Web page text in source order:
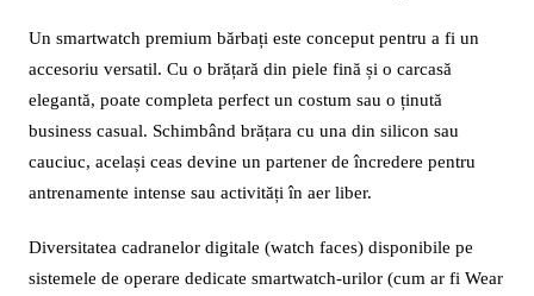
Un smartwatch premium bărbați este conceput pentru a fi un
accesoriu versatil. Cu o brățară din piele fină și o carcasă
elegantă, poate completa perfect un costum sau o ținută
business casual. Schimbând brățara cu una din silicon sau
cauciuc, același ceas devine un partener de încredere pentru
antrenamente intense sau activități în aer liber.
Diversitatea cadranelor digitale (watch faces) disponibile pe
sistemele de operare dedicate smartwatch-urilor (cum ar fi Wear